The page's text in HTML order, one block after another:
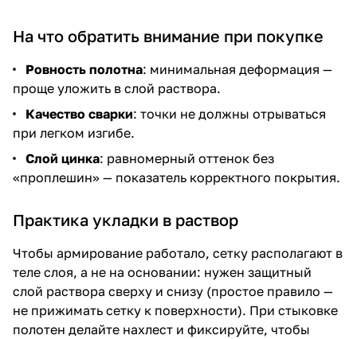
На что обратить внимание при покупке
Ровность полотна: минимальная деформация —
проще уложить в слой раствора.
Качество сварки: точки не должны отрываться
при легком изгибе.
Слой цинка: равномерный оттенок без
«проплешин» — показатель корректного покрытия.
Практика укладки в раствор
Чтобы армирование работало, сетку располагают в
теле слоя, а не на основании: нужен защитный
слой раствора сверху и снизу (простое правило —
не прижимать сетку к поверхности). При стыковке
полотен делайте нахлест и фиксируйте, чтобы